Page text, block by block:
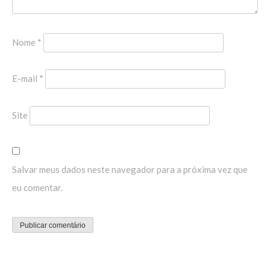
Nome *
E-mail *
Site
Salvar meus dados neste navegador para a próxima vez que
eu comentar.